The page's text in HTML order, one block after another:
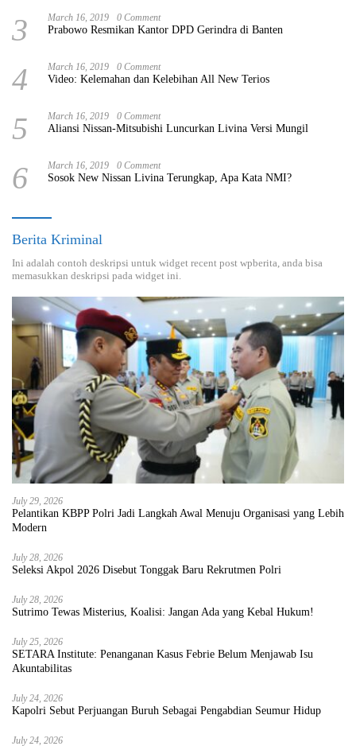
3 March 16, 2019 0 Comment
Prabowo Resmikan Kantor DPD Gerindra di Banten
4 March 16, 2019 0 Comment
Video: Kelemahan dan Kelebihan All New Terios
5 March 16, 2019 0 Comment
Aliansi Nissan-Mitsubishi Luncurkan Livina Versi Mungil
6 March 16, 2019 0 Comment
Sosok New Nissan Livina Terungkap, Apa Kata NMI?
Berita Kriminal
Ini adalah contoh deskripsi untuk widget recent post wpberita, anda bisa
memasukkan deskripsi pada widget ini.
July 29, 2026
Pelantikan KBPP Polri Jadi Langkah Awal Menuju Organisasi yang Lebih
Modern
July 28, 2026
Seleksi Akpol 2026 Disebut Tonggak Baru Rekrutmen Polri
July 28, 2026
Sutrimo Tewas Misterius, Koalisi: Jangan Ada yang Kebal Hukum!
July 25, 2026
SETARA Institute: Penanganan Kasus Febrie Belum Menjawab Isu
Akuntabilitas
July 24, 2026
Kapolri Sebut Perjuangan Buruh Sebagai Pengabdian Seumur Hidup
July 24, 2026